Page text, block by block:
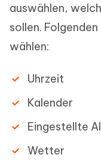
auswählen,
sollen.
wählen:
Uhrzeit
Kalender
Eingestellte
Wetter